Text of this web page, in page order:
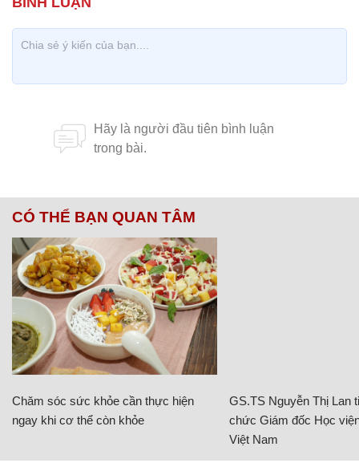
CÓ THỂ BẠN QUAN TÂM
Chăm sóc sức khỏe cần thực hiện
ngay khi cơ thể còn khỏe
GS.TS Nguyễn Thị Lan
chức Giám đốc Học
Việt Nam